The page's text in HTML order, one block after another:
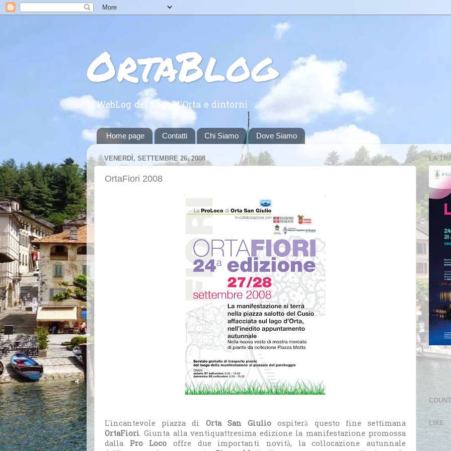
OrtaBlog
Il WebLog del Lago d'Orta e dintorni
Home page Contatti Chi Siamo Dove Siamo
VENERDÌ, SETTEMBRE 26, 2008
OrtaFiori 2008
L'incantevole piazza di Orta San Giulio ospiterà questo fine settimana
OrtaFiori. Giunta alla ventiquattresima edizione la manifestazione promossa
dalla Pro Loco offre due importanti novità, la collocazione autunnale
LA
LIKE